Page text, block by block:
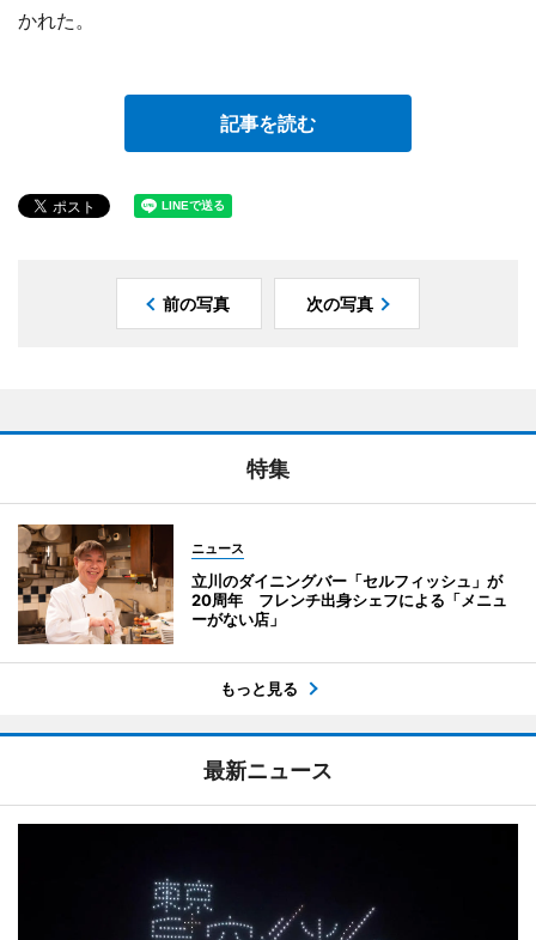
かれた。
記事を読む
前の写真 次の写真
特集
ニュース
立川のダイニングバー「セルフィッシュ」が
20周年 フレンチ出身シェフによる「メニュ
ーがない店」
もっと見る
最新ニュース